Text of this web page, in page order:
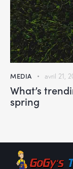
MEDIA avril 21,
What’s
spring